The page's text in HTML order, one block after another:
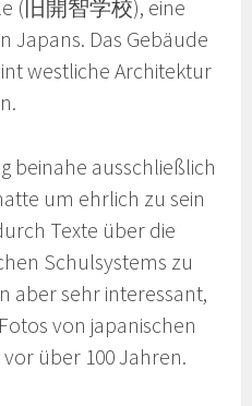
(旧開智学校), eine
Japans. Das Gebäude
westliche Architektur
beinahe ausschließlich
um ehrlich zu sein
Texte über die
Schulsystems zu
aber sehr interessant,
von japanischen
über 100 Jahren.